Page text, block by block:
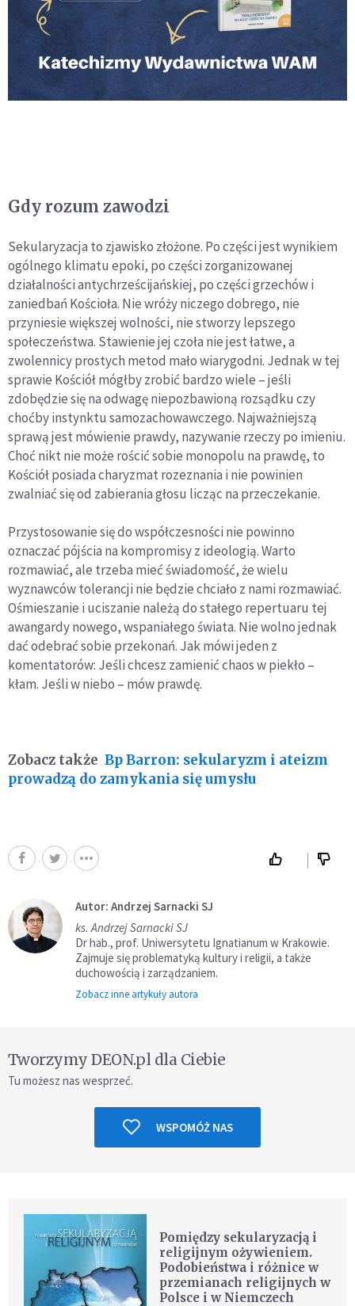
Gdy rozum zawodzi
Sekularyzacja to zjawisko złożone. Po części jest wynikiem
ogólnego klimatu epoki, po części zorganizowanej
działalności antychrześcijańskiej, po części grzechów i
zaniedbań Kościoła. Nie wróży niczego dobrego, nie
przyniesie większej wolności, nie stworzy lepszego
społeczeństwa. Stawienie jej czoła nie jest łatwe, a
zwolennicy prostych metod mało wiarygodni. Jednak w tej
sprawie Kościół mógłby zrobić bardzo wiele – jeśli
zdobędzie się na odwagę niepozbawioną rozsądku czy
choćby instynktu samozachowawczego. Najważniejszą
sprawą jest mówienie prawdy, nazywanie rzeczy po imieniu.
Choć nikt nie może rościć sobie monopolu na prawdę, to
Kościół posiada charyzmat rozeznania i nie powinien
zwalniać się od zabierania głosu licząc na przeczekanie.
Przystosowanie się do współczesności nie powinno
oznaczać pójścia na kompromisy z ideologią. Warto
rozmawiać, ale trzeba mieć świadomość, że wielu
wyznawców tolerancji nie będzie chciało z nami rozmawiać.
Ośmieszanie i uciszanie należą do stałego repertuaru tej
awangardy nowego, wspaniałego świata. Nie wolno jednak
dać odebrać sobie przekonań. Jak mówi jeden z
komentatorów: Jeśli chcesz zamienić chaos w piekło –
kłam. Jeśli w niebo – mów prawdę.
Zobacz także Bp Barron: sekularyzm i ateizm
prowadzą do zamykania się umysłu
Autor: Andrzej Sarnacki SJ
ks. Andrzej Sarnacki SJ
Dr hab., prof. Uniwersytetu Ignatianum w Krakowie.
Zajmuje się problematyką kultury i religii, a także
duchowością i zarządzaniem.
Zobacz inne artykuły autora
Tworzymy DEON.pl dla Ciebie
Tu możesz nas wesprzeć.
WSPOMÓŻ NAS
Pomiędzy sekularyzacją i
religijnym ożywieniem.
Podobieństwa i różnice w
przemianach religijnych w
Polsce i w Niemczech